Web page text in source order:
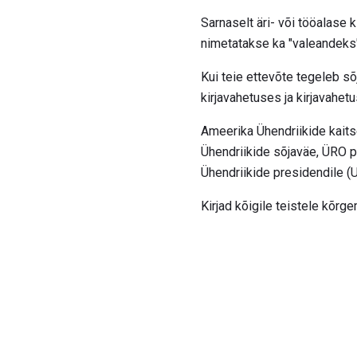
Sarnaselt äri- või tööalase
nimetatakse ka
Kui teie ettevõte tegeleb
kirjavahetuses ja
Ameerika Ühendriikide
Ühendriikide sõjaväe,
Ühendriikide presidendile
Kirjad kõigile teistele